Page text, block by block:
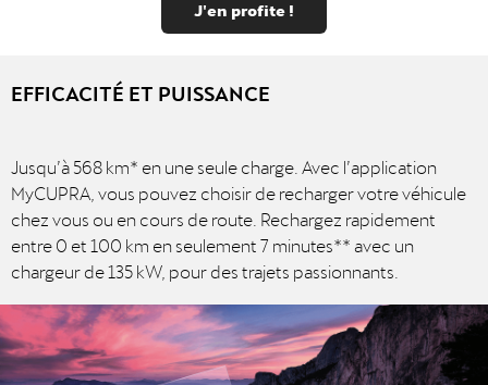
J'en profite !
EFFICACITÉ ET PUISSANCE
Jusqu’à 568 km* en une seule charge. Avec l’application
MyCUPRA, vous pouvez choisir de recharger votre véhicule
chez vous ou en cours de route. Rechargez rapidement
entre 0 et 100 km en seulement 7 minutes** avec un
chargeur de 135 kW, pour des trajets passionnants.